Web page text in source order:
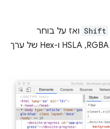
Shift ואז על בוחר
הצבעים כדי לעבור בין הייצוגים RGBA,‏ HSLA ו-Hex של ערך